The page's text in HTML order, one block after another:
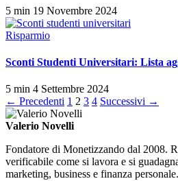
5 min 19 Novembre 2024
Risparmio
Sconti Studenti Universitari: Lista
5 min 4 Settembre 2024
Paginazione
degli
articoli
← Precedenti 1 2 3 4 Successivi →
Valerio Novelli
Fondatore di Monetizzando dal 2008.
verificabile come si lavora e si
marketing, business e finanza personale.